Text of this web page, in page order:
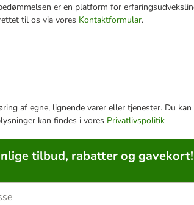
er en platform for
til os via vores Kontaktformular.
af egne, lignende varer eller tjenester. Du
kan findes i vores Privatlivspolitik
tilbud, rabatter og gavekort!